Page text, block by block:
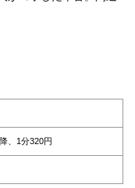
、1分320円